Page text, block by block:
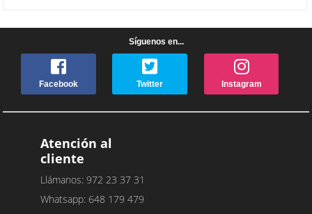
Síguenos en...
Facebook Twitter Instagram
Atención al
cliente
Llámanos: 972 23 37 31
Whatsapp: 648 179 479